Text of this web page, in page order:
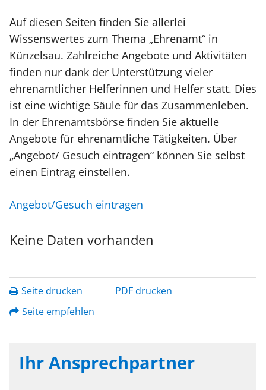
Auf diesen Seiten finden Sie allerlei
Wissenswertes zum Thema „Ehrenamt“ in
Künzelsau. Zahlreiche Angebote und Aktivitäten
finden nur dank der Unterstützung vieler
ehrenamtlicher Helferinnen und Helfer statt. Dies
ist eine wichtige Säule für das Zusammenleben.
In der Ehrenamtsbörse finden Sie aktuelle
Angebote für ehrenamtliche Tätigkeiten. Über
„Angebot/ Gesuch eintragen“ können Sie selbst
einen Eintrag einstellen.
Angebot/Gesuch eintragen
Keine Daten vorhanden
Seite drucken
PDF drucken
Seite empfehlen
Ihr Ansprechpartner